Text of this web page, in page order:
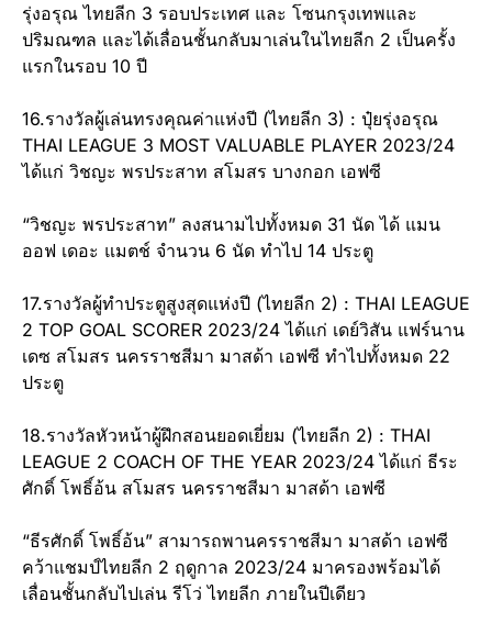
รุ่งอรุณ ไทยลีก 3 รอบประเทศ และ โซนกรุงเทพและ
ปริมณฑล และได้เลื่อนชั้นกลับมาเล่นในไทยลีก 2 เป็นครั้ง
แรกในรอบ 10 ปี
16.รางวัลผู้เล่นทรงคุณค่าแห่งปี (ไทยลีก 3) : ปุ๋ยรุ่งอรุณ
THAI LEAGUE 3 MOST VALUABLE PLAYER 2023/24
ได้แก่ วิชญะ พรประสาท สโมสร บางกอก เอฟซี
“วิชญะ พรประสาท” ลงสนามไปทั้งหมด 31 นัด ได้ แมน
ออฟ เดอะ แมตช์ จำนวน 6 นัด ทำไป 14 ประตู
17.รางวัลผู้ทำประตูสูงสุดแห่งปี (ไทยลีก 2) : THAI LEAGUE
2 TOP GOAL SCORER 2023/24 ได้แก่ เดย์วิสัน แฟร์นาน
เดซ สโมสร นครราชสีมา มาสด้า เอฟซี ทำไปทั้งหมด 22
ประตู
18.รางวัลหัวหน้าผู้ฝึกสอนยอดเยี่ยม (ไทยลีก 2) : THAI
LEAGUE 2 COACH OF THE YEAR 2023/24 ได้แก่ ธีระ
ศักดิ์ โพธิ์อ้น สโมสร นครราชสีมา มาสด้า เอฟซี
“ธีรศักดิ์ โพธิ์อ้น” สามารถพานครราชสีมา มาสด้า เอฟซี
คว้าแชมป์ไทยลีก 2 ฤดูกาล 2023/24 มาครองพร้อมได้
เลื่อนชั้นกลับไปเล่น รีโว่ ไทยลีก ภายในปีเดียว